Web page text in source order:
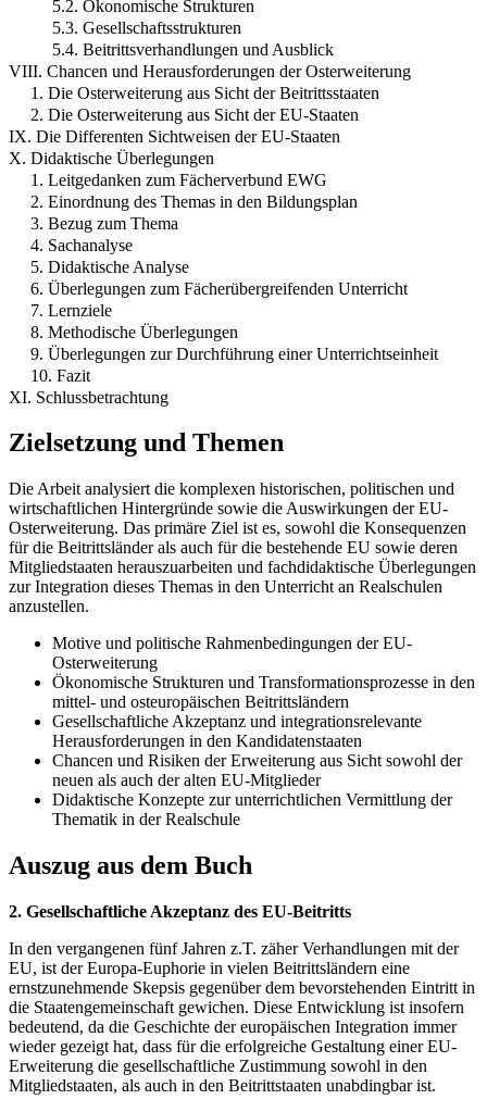
5.2. Ökonomische Strukturen
5.3. Gesellschaftsstrukturen
5.4. Beitrittsverhandlungen und Ausblick
VIII. Chancen und Herausforderungen der Osterweiterung
1. Die Osterweiterung aus Sicht der Beitrittsstaaten
2. Die Osterweiterung aus Sicht der EU-Staaten
IX. Die Differenten Sichtweisen der EU-Staaten
X. Didaktische Überlegungen
1. Leitgedanken zum Fächerverbund EWG
2. Einordnung des Themas in den Bildungsplan
3. Bezug zum Thema
4. Sachanalyse
5. Didaktische Analyse
6. Überlegungen zum Fächerübergreifenden Unterricht
7. Lernziele
8. Methodische Überlegungen
9. Überlegungen zur Durchführung einer Unterrichtseinheit
10. Fazit
XI. Schlussbetrachtung
Zielsetzung und Themen
Die Arbeit analysiert die komplexen historischen, politischen und
wirtschaftlichen Hintergründe sowie die Auswirkungen der EU-
Osterweiterung. Das primäre Ziel ist es, sowohl die Konsequenzen
für die Beitrittsländer als auch für die bestehende EU sowie deren
Mitgliedstaaten herauszuarbeiten und fachdidaktische Überlegungen
zur Integration dieses Themas in den Unterricht an Realschulen
anzustellen.
Motive und politische Rahmenbedingungen der EU-
Osterweiterung
Ökonomische Strukturen und Transformationsprozesse in den
mittel- und osteuropäischen Beitrittsländern
Gesellschaftliche Akzeptanz und integrationsrelevante
Herausforderungen in den Kandidatenstaaten
Chancen und Risiken der Erweiterung aus Sicht sowohl der
neuen als auch der alten EU-Mitglieder
Didaktische Konzepte zur unterrichtlichen Vermittlung der
Thematik in der Realschule
Auszug aus dem Buch
2. Gesellschaftliche Akzeptanz des EU-Beitritts
In den vergangenen fünf Jahren z.T. zäher Verhandlungen mit der
EU, ist der Europa-Euphorie in vielen Beitrittsländern eine
ernstzunehmende Skepsis gegenüber dem bevorstehenden Eintritt in
die Staatengemeinschaft gewichen. Diese Entwicklung ist insofern
bedeutend, da die Geschichte der europäischen Integration immer
wieder gezeigt hat, dass für die erfolgreiche Gestaltung einer EU-
Erweiterung die gesellschaftliche Zustimmung sowohl in den
Mitgliedstaaten, als auch in den Beitrittstaaten unabdingbar ist.